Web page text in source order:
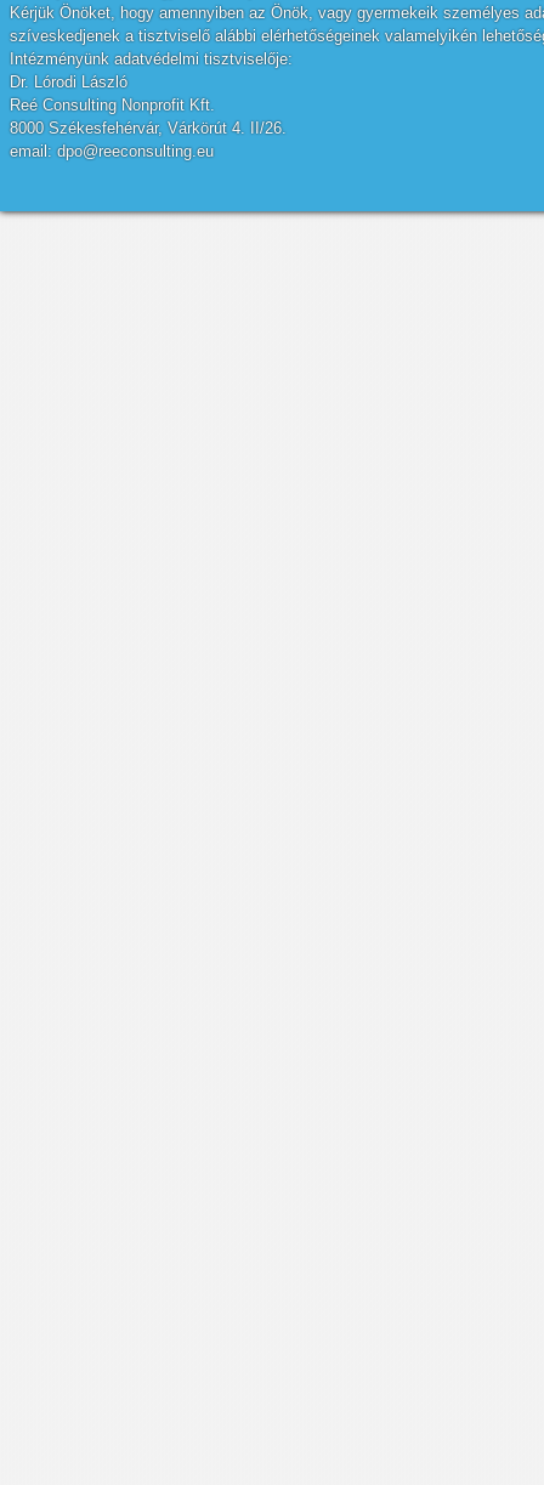
Kérjük Önöket, hogy amennyiben az Önök, vagy gyermekeik személyes
szíveskedjenek a tisztviselő alábbi elérhetőségeinek valamelyikén
Intézményünk adatvédelmi tisztviselője:
Dr. Lórodi László
Reé Consulting Nonprofit Kft.
8000 Székesfehérvár, Várkörút 4. II/26.
email: dpo@reeconsulting.eu